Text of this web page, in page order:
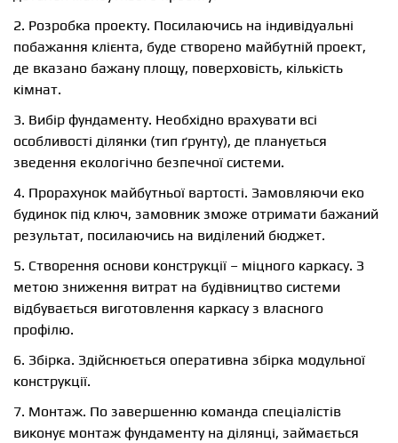
2. Розробка проекту. Посилаючись на індивідуальні
побажання клієнта, буде створено майбутній проект,
де вказано бажану площу, поверховість, кількість
кімнат.
3. Вибір фундаменту. Необхідно врахувати всі
особливості ділянки (тип ґрунту), де планується
зведення екологічно безпечної системи.
4. Прорахунок майбутньої вартості. Замовляючи еко
будинок під ключ, замовник зможе отримати бажаний
результат, посилаючись на виділений бюджет.
5. Створення основи конструкції – міцного каркасу. З
метою зниження витрат на будівництво системи
відбувається виготовлення каркасу з власного
профілю.
6. Збірка. Здійснюється оперативна збірка модульної
конструкції.
7. Монтаж. По завершенню команда спеціалістів
виконує монтаж фундаменту на ділянці, займається